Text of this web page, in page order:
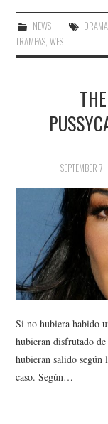
NEWS DRAMA
TRAMPAS,WEST
SEPTEMBER
Si no hubiera habido
hubieran disfrutado
hubieran salido según
caso. Según…